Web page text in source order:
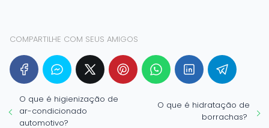
COMPARTILHE COM SEUS AMIGOS
O que é higienização de
ar-condicionado
automotivo?
O que é hidratação de
borrachas?